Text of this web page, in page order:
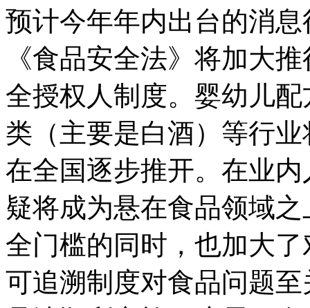
预计今年年内出台的消
《食品安全法》将加大
全授权人制度。婴幼儿
类（主要是白酒）等行
在全国逐步推开。在业
疑将成为悬在食品领域
全门槛的同时，也加大
可追溯制度对食品问题